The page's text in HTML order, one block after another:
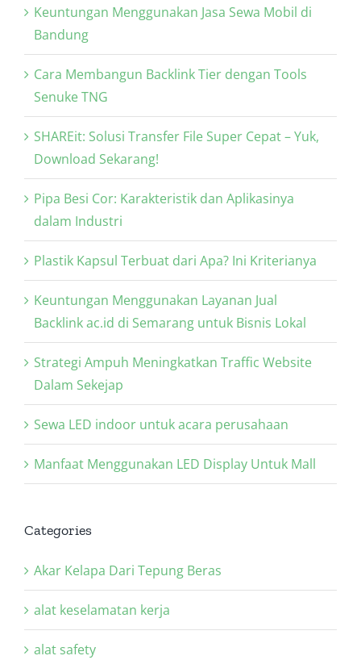
Keuntungan Menggunakan Jasa Sewa Mobil di
Bandung
Cara Membangun Backlink Tier dengan Tools
Senuke TNG
SHAREit: Solusi Transfer File Super Cepat – Yuk,
Download Sekarang!
Pipa Besi Cor: Karakteristik dan Aplikasinya
dalam Industri
Plastik Kapsul Terbuat dari Apa? Ini Kriterianya
Keuntungan Menggunakan Layanan Jual
Backlink ac.id di Semarang untuk Bisnis Lokal
Strategi Ampuh Meningkatkan Traffic Website
Dalam Sekejap
Sewa LED indoor untuk acara perusahaan
Manfaat Menggunakan LED Display Untuk Mall
Categories
Akar Kelapa Dari Tepung Beras
alat keselamatan kerja
alat safety